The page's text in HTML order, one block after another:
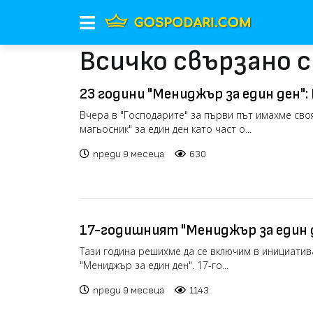
Всичко свързано
23 години "Мениджър за един ден":
"главен дигитален магьосник" в
(РЕПОРТАЖ)
Вчера в "Господарите" за първи път имахме
магьосник" за един ден като част о...
преди 9 месеца 630
17-годишният "Мениджър за един
"Господарите" Живко Зидаров:
Тази година решихме да се включим в
"Мениджър за един ден". 17-го...
преди 9 месеца 1143